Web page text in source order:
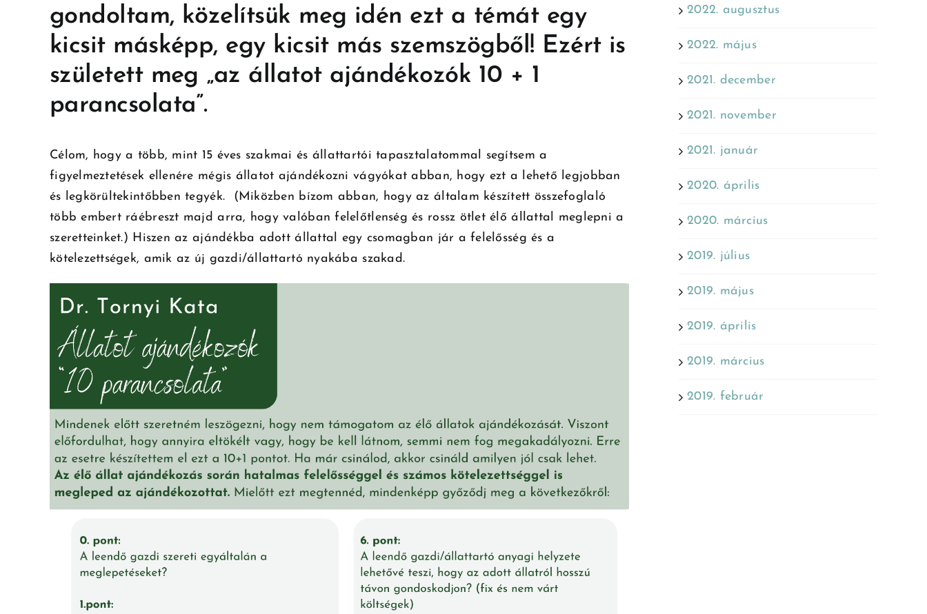
gondoltam, közelítsük meg idén ezt a témát egy
kicsit másképp, egy kicsit más szemszögből! Ezért is
született meg „az állatot ajándékozók 10 + 1
parancsolata”.
Célom, hogy a több, mint 15 éves szakmai és állattartói tapasztalatommal segítsem a
figyelmeztetések ellenére mégis állatot ajándékozni vágyókat abban, hogy ezt a lehető legjobban
és legkörültekintőbben tegyék. (Miközben bízom abban, hogy az általam készített összefoglaló
több embert ráébreszt majd arra, hogy valóban felelőtlenség és rossz ötlet élő állattal meglepni a
szeretteinket.) Hiszen az ajándékba adott állattal egy csomagban jár a felelősség és a
kötelezettségek, amik az új gazdi/állattartó nyakába szakad.
2022. augusztus
2022. május
2021. december
2021. november
2021. január
2020. április
2020. március
2019. július
2019. május
2019. április
2019. március
2019. február